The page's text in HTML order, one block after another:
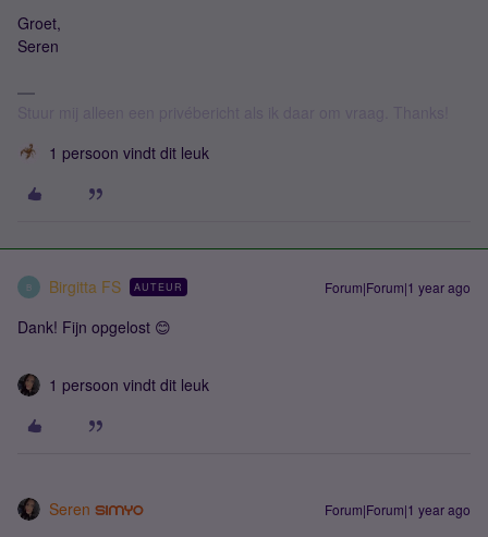
Groet,
Seren
1 persoon vindt dit leuk
B Birgitta FS AUTEUR Forum|Forum|1 year ago
Dank! Fijn opgelost 😊
1 persoon vindt dit leuk
Seren Forum|Forum|1 year ago